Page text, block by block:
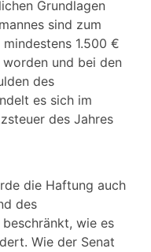
Grundlagen
sind zum
1.500 €
und bei den
des
es sich im
des Jahres
die Haftung auch
des
wie es
Wie der Senat